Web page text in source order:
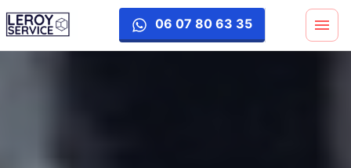
06 07 80 63 35
reparation-fuite